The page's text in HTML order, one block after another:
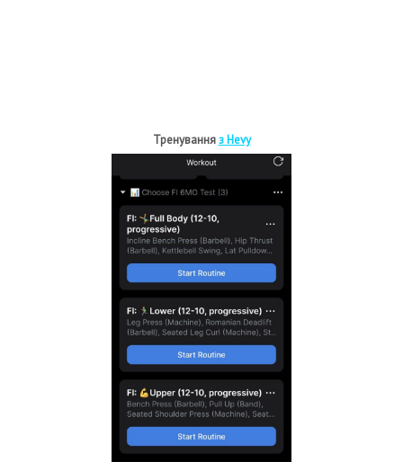
Тренуванняз Hevy